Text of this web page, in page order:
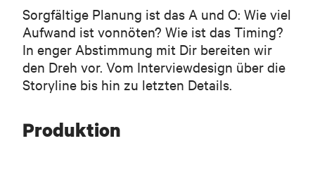
Sorgfältige Planung ist das A und O: Wie viel
Aufwand ist vonnöten? Wie ist das Timing?
In enger Abstimmung mit Dir bereiten wir
den Dreh vor. Vom Interviewdesign über die
Storyline bis hin zu letzten Details.
Produktion
Was müssen wir wissen? Hier bitte ein paar kurze Sätze zum